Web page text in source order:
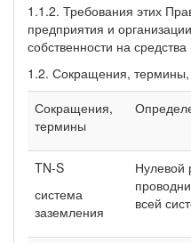
1.1.2. Требования этих
предприятия и
собственности на средства
1.2. Сокращения,
Сокращения,
термины
TN-S
система
заземления
Нулевой
всей